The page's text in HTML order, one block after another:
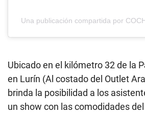
Una publicación compartida por
Ubicado en el kilómetro 32 de la
en Lurín (Al costado del Outlet
brinda la posibilidad a los
un show con las comodidades